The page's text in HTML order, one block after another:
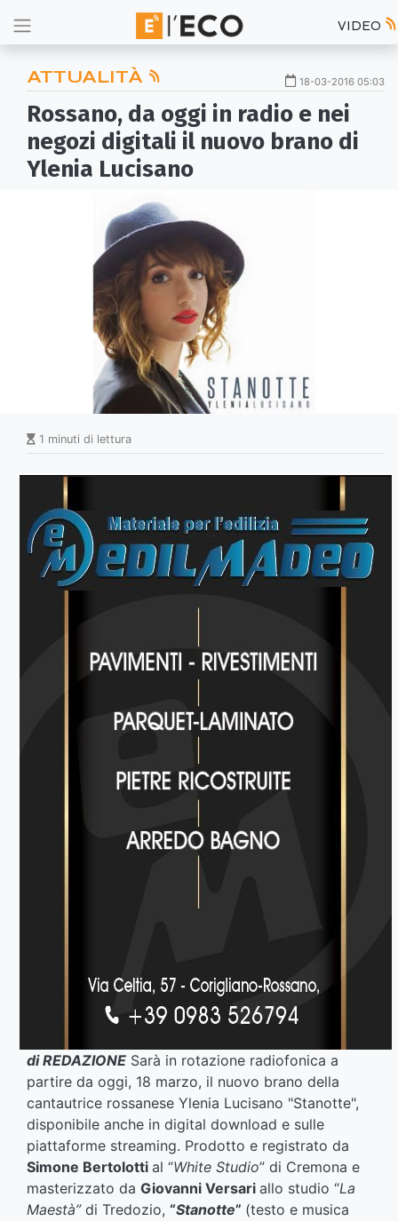
VIDEO
ATTUALITÀ 18-03-2016 05:03
Rossano, da oggi in radio e nei
negozi digitali il nuovo brano di
Ylenia Lucisano
1 minuti di lettura
di REDAZIONE Sarà in rotazione radiofonica a
partire da oggi, 18 marzo, il nuovo brano della
cantautrice rossanese Ylenia Lucisano "Stanotte",
disponibile anche in digital download e sulle
piattaforme streaming. Prodotto e registrato da
Simone Bertolotti al “White Studio” di Cremona e
masterizzato da Giovanni Versari allo studio “La
Maestà”di Tredozio, “Stanotte” (testo e musica